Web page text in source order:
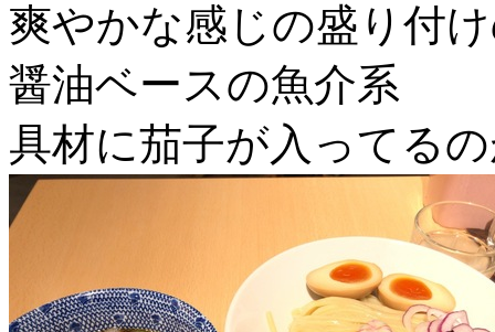
爽やかな感じの盛り付
醤油ベースの魚介系
具材に茄子が入ってる